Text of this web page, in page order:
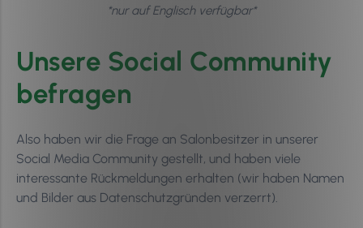
*nur auf Englisch verfügbar*
Unsere Social Community
befragen
Also haben wir die Frage an Salonbesitzer in unserer
Social Media Community gestellt, und haben viele
interessante Rückmeldungen erhalten (wir haben Namen
und Bilder aus Datenschutzgründen verzerrt).